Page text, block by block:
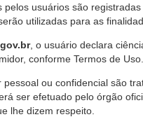
pelos usuários são
utilizadas para as
, o usuário declara
conforme Termos de Uso.
ou confidencial são
ser efetuado pelo órgão
lhe dizem respeito.